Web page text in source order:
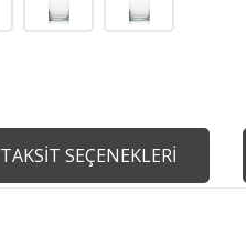
TAKSİT SEÇENEKLERİ